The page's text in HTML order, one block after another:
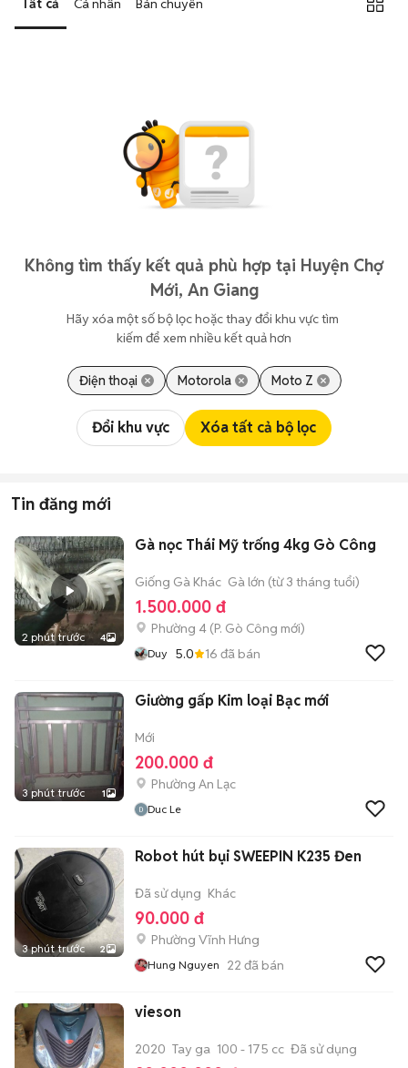
Không tìm thấy kết quả phù hợp tại Huyện Chợ
Mới, An Giang
Hãy xóa một số bộ lọc hoặc thay đổi khu vực tìm
kiếm để xem nhiều kết quả hơn
Điện thoại Motorola Moto Z
Đổi khu vực Xóa tất cả bộ lọc
Tin đăng mới
2 phút trước 4
Gà nọc Thái Mỹ trống 4kg Gò Công
Giống Gà Khác Gà lớn (từ 3 tháng tuổi)
1.500.000 đ
Phường 4 (P. Gò Công mới)
Duy 5.0 16 đã bán
3 phút trước 1
Giường gấp Kim loại Bạc mới
Mới
200.000 đ
Phường An Lạc
Duc Le
3 phút trước 2
Robot hút bụi SWEEPIN K235 Đen
Đã sử dụng Khác
90.000 đ
Phường Vĩnh Hưng
Hung Nguyen 22 đã bán
vieson
2020 Tay ga 100 - 175 cc Đã sử dụng